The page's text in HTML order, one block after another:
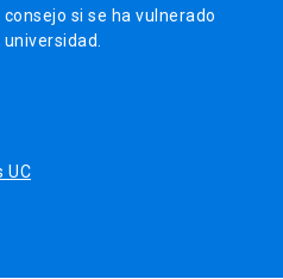
si se ha vulnerado
UC